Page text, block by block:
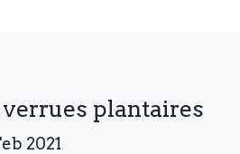
plantaires
2021